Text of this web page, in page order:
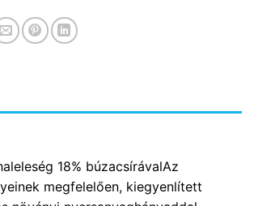
18% búzacsírávalAz
megfelelően, kiegyenlített